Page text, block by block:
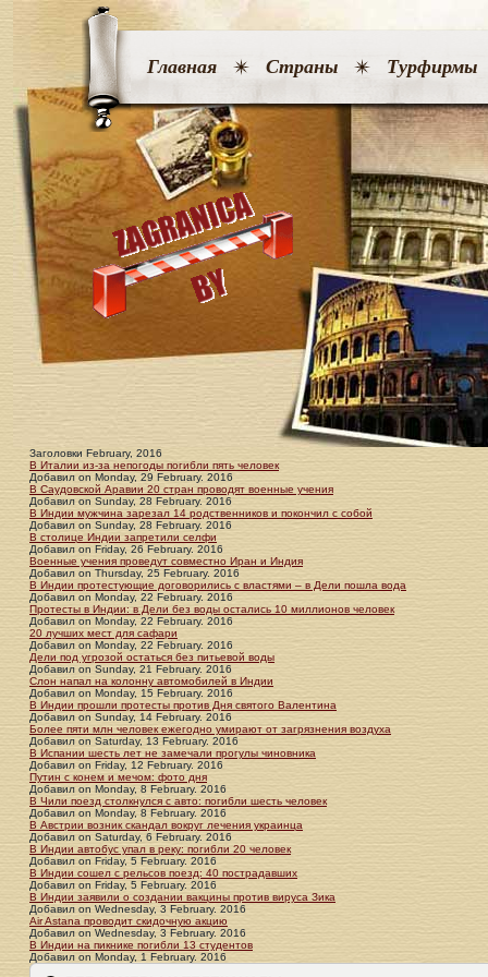
Главная Страны Турфирмы
Заголовки February, 2016
В Италии из-за непогоды погибли пять человек
Добавил on Monday, 29 February. 2016
В Саудовской Аравии 20 стран проводят военные учения
Добавил on Sunday, 28 February. 2016
В Индии мужчина зарезал 14 родственников и покончил с собой
Добавил on Sunday, 28 February. 2016
В столице Индии запретили селфи
Добавил on Friday, 26 February. 2016
Военные учения проведут совместно Иран и Индия
Добавил on Thursday, 25 February. 2016
В Индии протестующие договорились с властями – в Дели пошла вода
Добавил on Monday, 22 February. 2016
Протесты в Индии: в Дели без воды остались 10 миллионов человек
Добавил on Monday, 22 February. 2016
20 лучших мест для сафари
Добавил on Monday, 22 February. 2016
Дели под угрозой остаться без питьевой воды
Добавил on Sunday, 21 February. 2016
Слон напал на колонну автомобилей в Индии
Добавил on Monday, 15 February. 2016
В Индии прошли протесты против Дня святого Валентина
Добавил on Sunday, 14 February. 2016
Более пяти млн человек ежегодно умирают от загрязнения воздуха
Добавил on Saturday, 13 February. 2016
В Испании шесть лет не замечали прогулы чиновника
Добавил on Friday, 12 February. 2016
Путин с конем и мечом: фото дня
Добавил on Monday, 8 February. 2016
В Чили поезд столкнулся с авто: погибли шесть человек
Добавил on Monday, 8 February. 2016
В Австрии возник скандал вокруг лечения украинца
Добавил on Saturday, 6 February. 2016
В Индии автобус упал в реку: погибли 20 человек
Добавил on Friday, 5 February. 2016
В Индии сошел с рельсов поезд: 40 пострадавших
Добавил on Friday, 5 February. 2016
В Индии заявили о создании вакцины против вируса Зика
Добавил on Wednesday, 3 February. 2016
Air Astana проводит скидочную акцию
Добавил on Wednesday, 3 February. 2016
В Индии на пикнике погибли 13 студентов
Добавил on Monday, 1 February. 2016